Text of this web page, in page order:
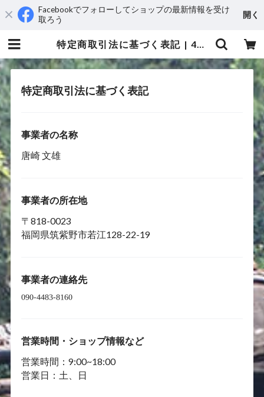
Facebookでフォローしてショップの最新情報を受け
取ろう
開く
特定商取引法に基づく表記 | 4x4freaks
特定商取引法に基づく表記
事業者の名称
唐崎 文雄
事業者の所在地
〒818-0023
福岡県筑紫野市若江128-22-19
事業者の連絡先
営業時間・ショップ情報など
営業時間：9:00~18:00
営業日：土、日